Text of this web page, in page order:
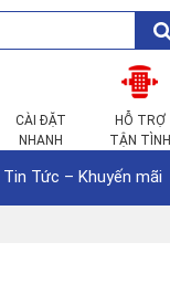
CÀI ĐẶT
NHANH
HỖ TRỢ
TẬN TÌNH
Tin Tức – Khuyến mãi